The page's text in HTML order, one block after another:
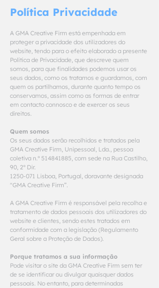
Política Privacidade
A GMA Creative Firm está empenhada em
proteger a privacidade dos utilizadores do
website, tendo para o efeito elaborado a presente
Política de Privacidade, que descreve quem
somos, para que finalidades podemos usar os
seus dados, como os tratamos e guardamos, com
quem os partilhamos, durante quanto tempo os
conservamos, assim como as formas de entrar
em contacto connosco e de exercer os seus
direitos.
Quem somos
Os seus dados serão recolhidos e tratados pela
GMA Creative Firm, Unipessoal, Lda., pessoa
coletiva n.º 514841885, com sede na Rua Castilho,
90, 2º Dir.
1250-071 Lisboa, Portugal, doravante designada
"GMA Creative Firm”.
A GMA Creative Firm é responsável pela recolha e
tratamento de dados pessoais dos utilizadores do
website e clientes, sendo estes tratados em
conformidade com a legislação (Regulamento
Geral sobre a Proteção de Dados).
Porque tratamos a sua informação
Pode visitar o site da GMA Creative Firm sem ter
de se identificar ou divulgar quaisquer dados
pessoais. No entanto, para determinadas